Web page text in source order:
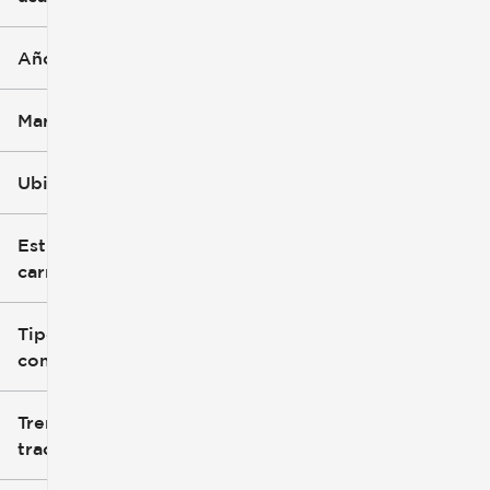
Año
Marca
Ubicación
Estilo de
carrocería
Tipo de
combustible
Tren de
tracción